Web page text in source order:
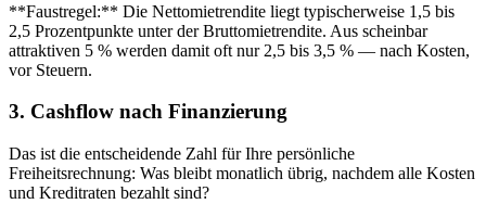
**Faustregel:** Die Nettomietrendite liegt typischerweise 1,5 bis
2,5 Prozentpunkte unter der Bruttomietrendite. Aus scheinbar
attraktiven 5 % werden damit oft nur 2,5 bis 3,5 % — nach Kosten,
vor Steuern.
3. Cashflow nach Finanzierung
Das ist die entscheidende Zahl für Ihre persönliche
Freiheitsrechnung: Was bleibt monatlich übrig, nachdem alle Kosten
und Kreditraten bezahlt sind?